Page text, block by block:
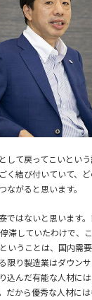
して戻ってこいとい
く結び付いていて、
ながると思います。
ではないと思います
滞していたわけで、
いうことは、国内需
限り製造業はダウン
込んだ有能な人材に
だから優秀な人材に